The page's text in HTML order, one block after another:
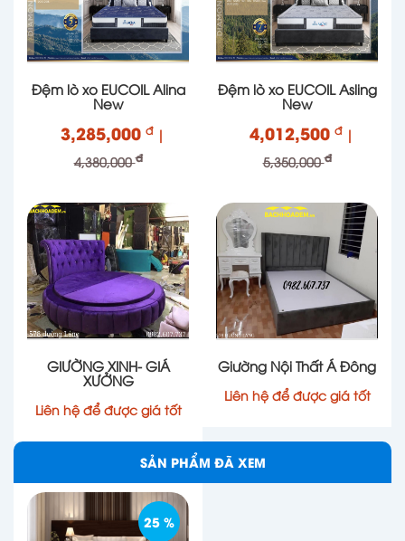
Đệm lò xo EUCOIL Alina
New
3,285,000 đ |
4,380,000đ
Đệm lò xo EUCOIL Asling
New
4,012,500 đ |
5,350,000đ
GIƯỜNG XINH- GIÁ
XƯỞNG
Liên hệ để được giá tốt
Giường Nội Thất Á Đông
Liên hệ để được giá tốt
SẢN PHẨM ĐÃ XEM
25 %